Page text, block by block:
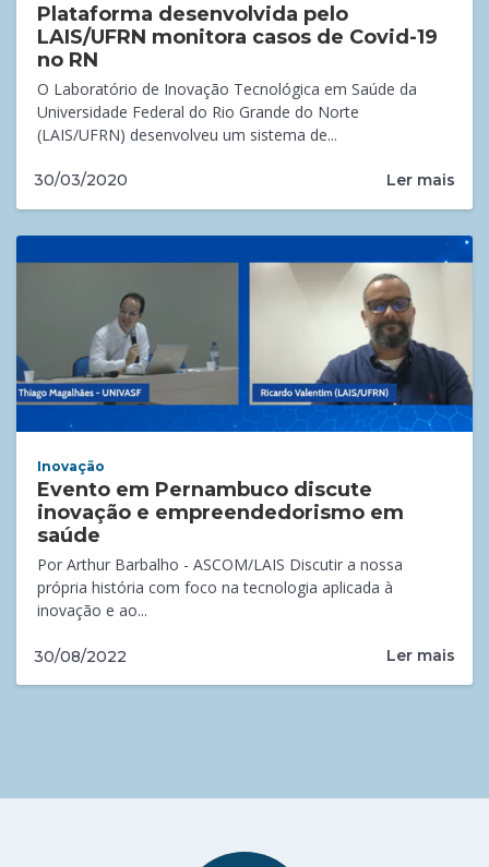
Plataforma desenvolvida pelo
LAIS/UFRN monitora casos de Covid-19
no RN
O Laboratório de Inovação Tecnológica em Saúde da
Universidade Federal do Rio Grande do Norte
(LAIS/UFRN) desenvolveu um sistema de...
30/03/2020 Ler mais
Inovação
Evento em Pernambuco discute
inovação e empreendedorismo em
saúde
Por Arthur Barbalho - ASCOM/LAIS Discutir a nossa
própria história com foco na tecnologia aplicada à
inovação e ao...
30/08/2022 Ler mais